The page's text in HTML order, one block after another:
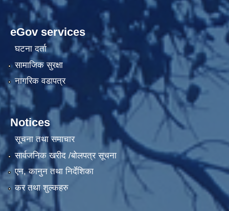
eGov services
घटना दर्ता
सामाजिक सुरक्षा
नागरिक वडापत्र
Notices
सूचना तथा समाचार
सार्वजनिक खरीद /बोलपत्र सूचना
एन, कानुन तथा निर्देशिका
कर तथा शुल्कहरु